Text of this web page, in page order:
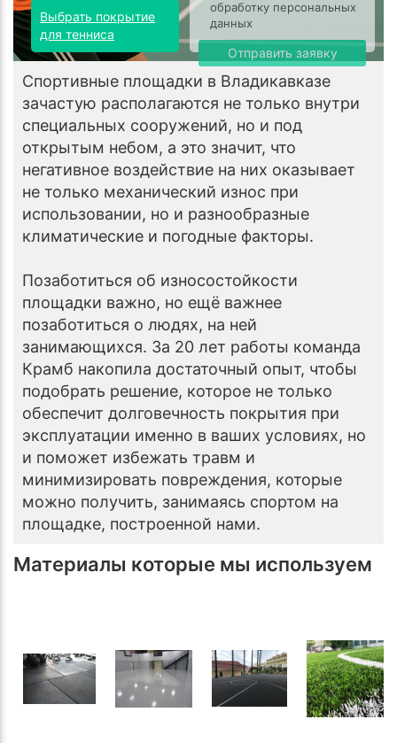
Выбрать покрытие
для тенниса
обработку персональных
данных
Отправить заявку
Спортивные площадки в Владикавказе
зачастую располагаются не только внутри
специальных сооружений, но и под
открытым небом, а это значит, что
негативное воздействие на них оказывает
не только механический износ при
использовании, но и разнообразные
климатические и погодные факторы.
Позаботиться об износостойкости
площадки важно, но ещё важнее
позаботиться о людях, на ней
занимающихся. За 20 лет работы команда
Крамб накопила достаточный опыт, чтобы
подобрать решение, которое не только
обеспечит долговечность покрытия при
эксплуатации именно в ваших условиях, но
и поможет избежать травм и
минимизировать повреждения, которые
можно получить, занимаясь спортом на
площадке, построенной нами.
Материалы которые мы используем